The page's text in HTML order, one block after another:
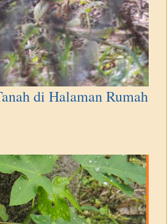
di Halaman Rumah